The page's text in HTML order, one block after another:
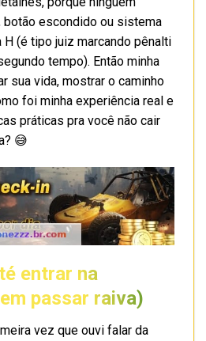
escondido ou sistema
H (é tipo juiz marcando pênalti
tempo). Então minha
sua vida, mostrar o caminho
foi minha experiência real e
práticas pra você não cair
😅
entrar na
passar raiva)
vez que ouvi falar da